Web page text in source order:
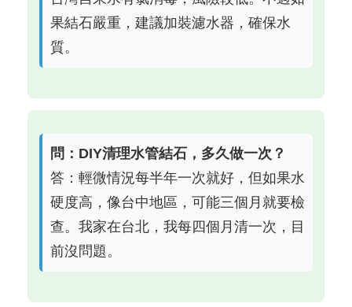
果結石嚴重，建議加裝濾水器，確保水
質。
問：DIY清理水管結石，多久做一次？
答：輕微情況每半年一次就好，但如果水
硬度高，像台中地區，可能三個月就要檢
查。我家在台北，我每四個月清一次，目
前沒問題。